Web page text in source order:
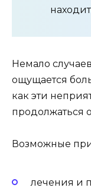
Немало
ощущается
как эти
продолжаться
Возможные
лечения и